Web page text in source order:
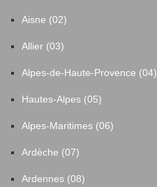
Le Temple-de-Bretagne
Legé
Les Sorinières
Aisne (02)
Allier (03)
Alpes-de-Haute-Provence (04)
Hautes-Alpes (05)
Alpes-Maritimes (06)
Ardèche (07)
Ardennes (08)